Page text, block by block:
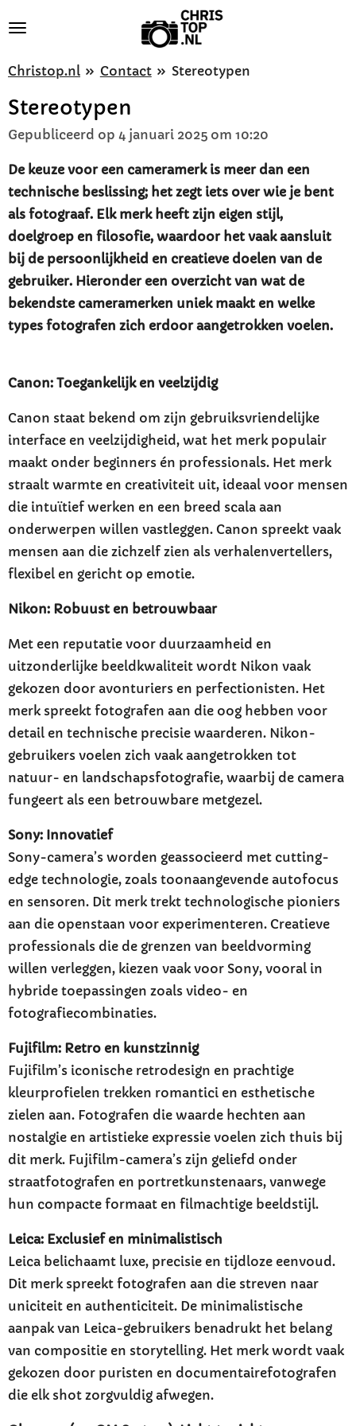
naar
hoofdinhoud
Christop.nl » Contact » Stereotypen
Stereotypen
Gepubliceerd op 4 januari 2025 om 10:20
De keuze voor een cameramerk is meer dan een
technische beslissing; het zegt iets over wie je bent
als fotograaf. Elk merk heeft zijn eigen stijl,
doelgroep en filosofie, waardoor het vaak aansluit
bij de persoonlijkheid en creatieve doelen van de
gebruiker. Hieronder een overzicht van wat de
bekendste cameramerken uniek maakt en welke
types fotografen zich erdoor aangetrokken voelen.
Canon: Toegankelijk en veelzijdig
Canon staat bekend om zijn gebruiksvriendelijke
interface en veelzijdigheid, wat het merk populair
maakt onder beginners én professionals. Het merk
straalt warmte en creativiteit uit, ideaal voor mensen
die intuïtief werken en een breed scala aan
onderwerpen willen vastleggen. Canon spreekt vaak
mensen aan die zichzelf zien als verhalenvertellers,
flexibel en gericht op emotie.
Nikon: Robuust en betrouwbaar
Met een reputatie voor duurzaamheid en
uitzonderlijke beeldkwaliteit wordt Nikon vaak
gekozen door avonturiers en perfectionisten. Het
merk spreekt fotografen aan die oog hebben voor
detail en technische precisie waarderen. Nikon-
gebruikers voelen zich vaak aangetrokken tot
natuur- en landschapsfotografie, waarbij de camera
fungeert als een betrouwbare metgezel.
Sony: Innovatief
Sony-camera’s worden geassocieerd met cutting-
edge technologie, zoals toonaangevende autofocus
en sensoren. Dit merk trekt technologische pioniers
aan die openstaan voor experimenteren. Creatieve
professionals die de grenzen van beeldvorming
willen verleggen, kiezen vaak voor Sony, vooral in
hybride toepassingen zoals video- en
fotografiecombinaties.
Fujifilm: Retro en kunstzinnig
Fujifilm’s iconische retrodesign en prachtige
kleurprofielen trekken romantici en esthetische
zielen aan. Fotografen die waarde hechten aan
nostalgie en artistieke expressie voelen zich thuis bij
dit merk. Fujifilm-camera’s zijn geliefd onder
straatfotografen en portretkunstenaars, vanwege
hun compacte formaat en filmachtige beeldstijl.
Leica: Exclusief en minimalistisch
Leica belichaamt luxe, precisie en tijdloze eenvoud.
Dit merk spreekt fotografen aan die streven naar
uniciteit en authenticiteit. De minimalistische
aanpak van Leica-gebruikers benadrukt het belang
van compositie en storytelling. Het merk wordt vaak
gekozen door puristen en documentairefotografen
die elk shot zorgvuldig afwegen.